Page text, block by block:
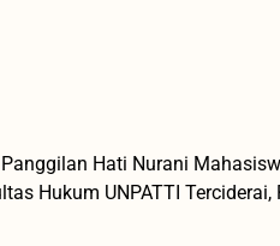
Panggilan Hati Nurani
Hukum UNPATTI